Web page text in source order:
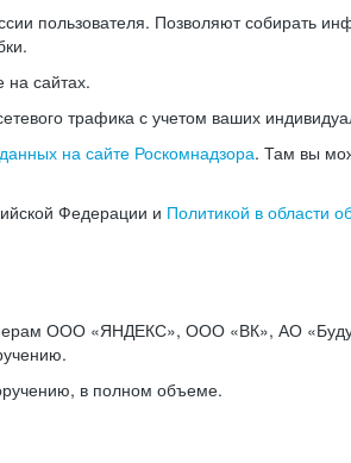
пользователя. Позволяют собирать
сайтах.
трафика с учетом ваших
на сайте Роскомнадзора. Там вы
Федерации и Политикой в области
ООО «ЯНДЕКС», ООО «ВК», АО
в полном объеме.